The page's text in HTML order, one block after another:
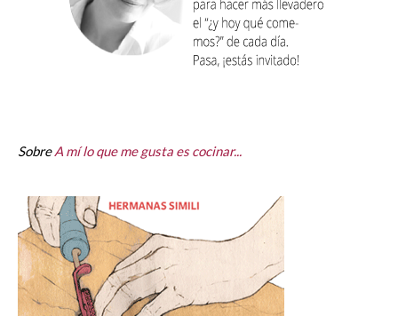
SobreA mí lo que me gusta es cocinar...